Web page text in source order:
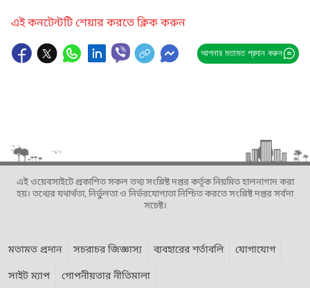
এই কনটেন্টটি শেয়ার করতে ক্লিক করুন
আপনার মতামত প্রদান করুন
এই ওয়েবসাইটে প্রকাশিত সকল তথ্য সংশ্লিষ্ট দপ্তর কর্তৃক নিয়মিত হালনাগাদ করা
হয়। তথ্যের যথার্থতা, নির্ভুলতা ও নির্ভরযোগ্যতা নিশ্চিত করতে সংশ্লিষ্ট দপ্তর সর্বদা
সচেষ্ট।
মতামত প্রদান সচরাচর জিজ্ঞাস্য ব্যবহারের শর্তাবলি
যোগাযোগ
সাইট ম্যাপ
গোপনীয়তার নীতিমালা